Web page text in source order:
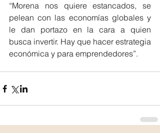
“Morena nos quiere estancados, se
pelean con las economías globales y
le dan portazo en la cara a quien
busca invertir. Hay que hacer estrategia
económica y para emprendedores”.